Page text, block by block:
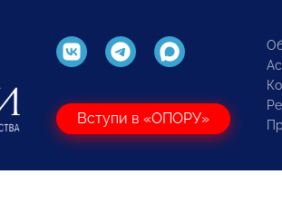
Вступи в «ОПОРУ»